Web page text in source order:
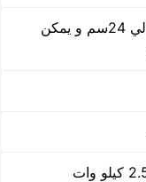
طول الكيس من 10 سم الي 32 سم وعرض من 10 سم الي 24سم و يمكن